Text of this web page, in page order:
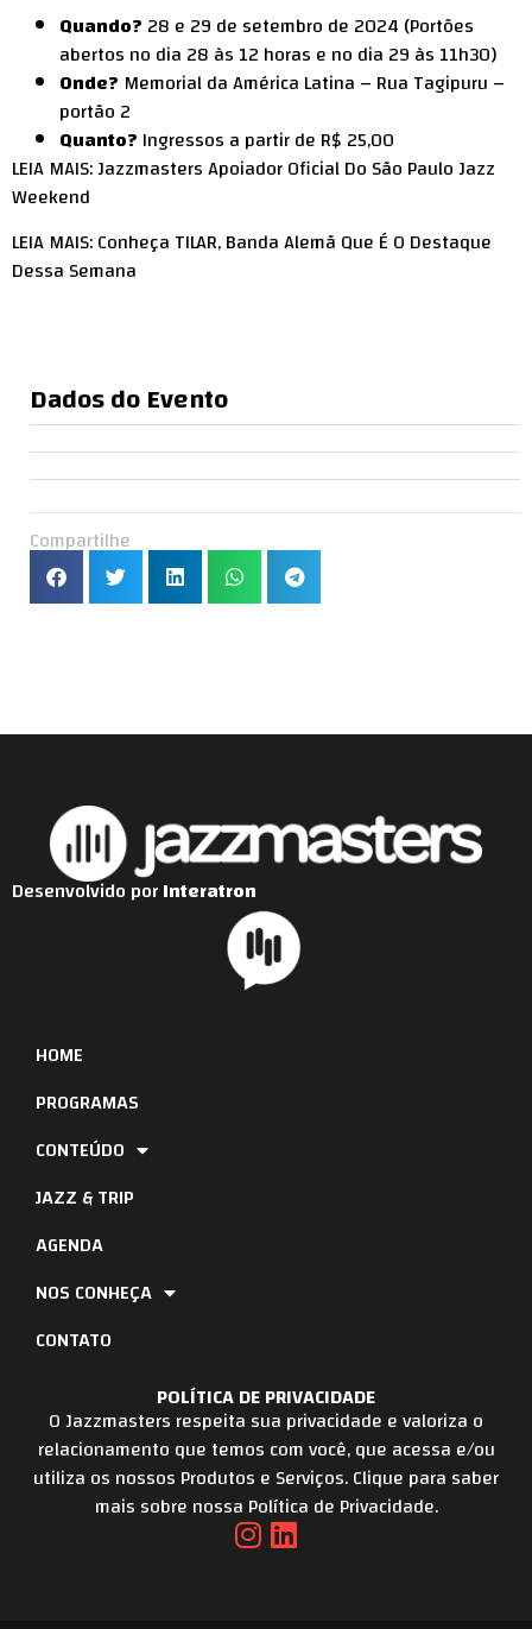
Quando? 28 e 29 de setembro de 2024 (Portões
abertos no dia 28 às 12 horas e no dia 29 às 11h30)
Onde? Memorial da América Latina – Rua Tagipuru –
portão 2
Quanto? Ingressos a partir de R$ 25,00
LEIA MAIS: Jazzmasters Apoiador Oficial Do São Paulo Jazz
Weekend
LEIA MAIS: Conheça TILAR, Banda Alemã Que É O Destaque
Dessa Semana
Dados do Evento
Compartilhe
POLÍTICA DE PRIVACIDADE
O Jazzmasters respeita sua privacidade e valoriza o
relacionamento que temos com você, que acessa e/ou
utiliza os nossos Produtos e Serviços. Clique para saber
mais sobre nossa Política de Privacidade.
HOME
PROGRAMAS
CONTEÚDO
JAZZ & TRIP
AGENDA
NOS CONHEÇA
CONTATO
Desenvolvido porInteratron